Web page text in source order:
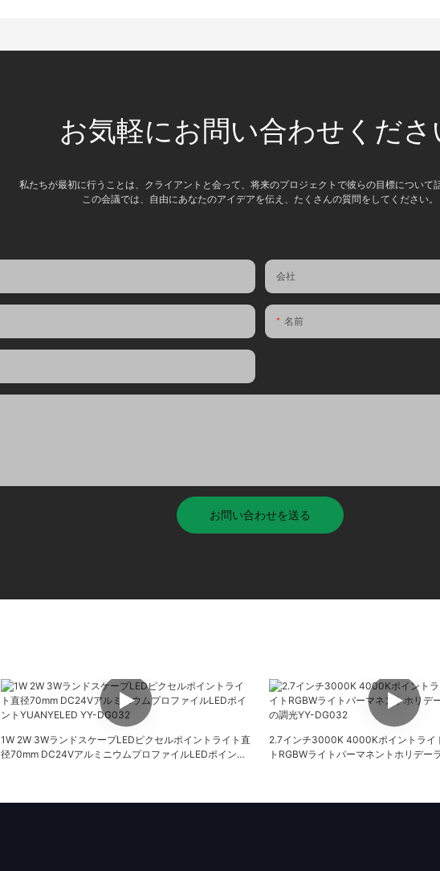
お気軽にお問い合わせくださ
私たちが最初に行うことは、クライアントと会って、将来のプロジェクトで彼らの目標について
この会議では、自由にあなたのアイデアを伝え、たくさんの質問をしてください。
会社
名前
お問い合わせを送る
1W 2W 3WランドスケープLEDピクセルポイントライト直
径70mm DC24VアルミニウムプロファイルLEDポイント
2.7インチ3000K 4000Kポイントライ
トRGBWライトパーマネントホリデー